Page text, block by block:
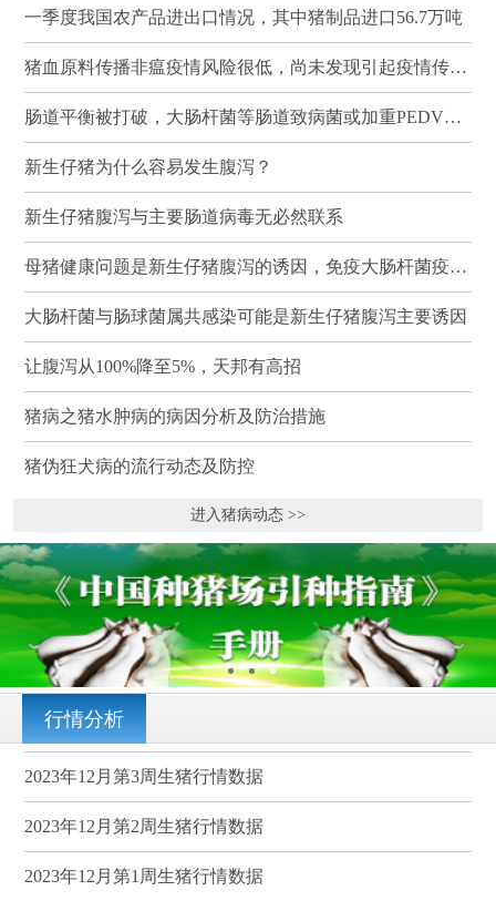
一季度我国农产品进出口情况，其中猪制品进口56.7万吨
猪血原料传播非瘟疫情风险很低，尚未发现引起疫情传播的案例
肠道平衡被打破，大肠杆菌等肠道致病菌或加重PEDV感染
新生仔猪为什么容易发生腹泻？
新生仔猪腹泻与主要肠道病毒无必然联系
母猪健康问题是新生仔猪腹泻的诱因，免疫大肠杆菌疫苗可有效降低其发病率和死亡率
大肠杆菌与肠球菌属共感染可能是新生仔猪腹泻主要诱因
让腹泻从100%降至5%，天邦有高招
猪病之猪水肿病的病因分析及防治措施
猪伪狂犬病的流行动态及防控
进入猪病动态 >>
行情分析
2023年12月第3周生猪行情数据
2023年12月第2周生猪行情数据
2023年12月第1周生猪行情数据